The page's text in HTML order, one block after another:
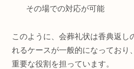
その場での対応が可能
このように、会葬礼状は香典返し
れるケースが一般的になっており
重要な役割を担っています。